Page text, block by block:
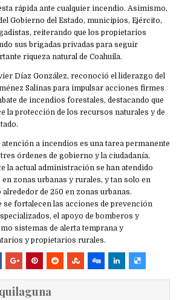
rápida ante cualquier incendio. Asimismo,
Gobierno del Estado, municipios, Ejército,
reiterando que los propietarios
sus brigadas privadas para seguir
riqueza natural de Coahuila.
Díaz González, reconoció el liderazgo del
Salinas para impulsar acciones firmes
de incendios forestales, destacando que
la protección de los recursos naturales y de
atención a incendios es una tarea permanente
órdenes de gobierno y la ciudadanía,
la actual administración se han atendido
zonas urbanas y rurales, y tan solo en
de 250 en zonas urbanas.
se fortalecen las acciones de prevención
el apoyo de bomberos y
sistemas de alerta temprana y
y propietarios rurales.